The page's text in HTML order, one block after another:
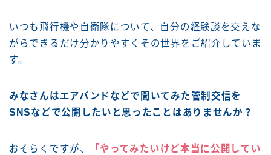
いつも飛行機や自衛隊について、自分の経験談を交えな
がらできるだけ分かりやすくその世界をご紹介していま
す。
みなさんはエアバンドなどで聞いてみた管制交信を
SNSなどで公開したいと思ったことはありませんか？
おそらくですが、
「やってみたいけど本当に公開してい